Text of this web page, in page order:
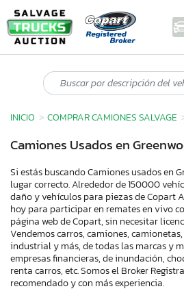
INICIO COMPRAR CAMIONES SALVAGE
Camiones Usados en
Si estás buscando Camiones usados en
lugar correcto. Alrededor de 150000
daño y vehículos para piezas de Copart
hoy para participar en remates en vivo
página web de Copart, sin necesitar
Vendemos carros, camiones,
industrial y más, de todas las marcas y
empresas financieras, de inundación,
renta carros, etc. Somos el Broker
recomendado y con más experiencia.